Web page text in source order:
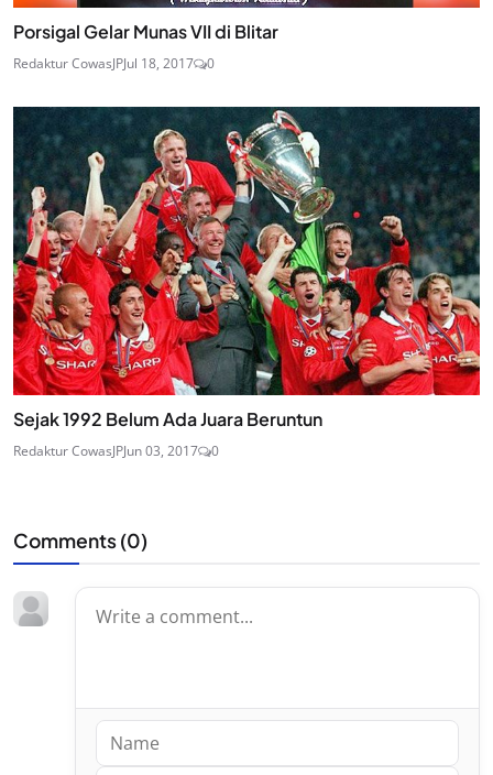
Porsigal Gelar Munas VII di Blitar
Redaktur CowasJPJul 18, 2017 0
Sejak 1992 Belum Ada Juara Beruntun
Redaktur CowasJPJun 03, 2017 0
Comments (0)